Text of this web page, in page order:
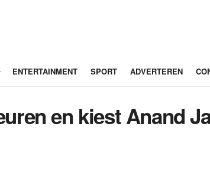
ENTERTAINMENT SPORT ADVERTEREN
en kiest Anand